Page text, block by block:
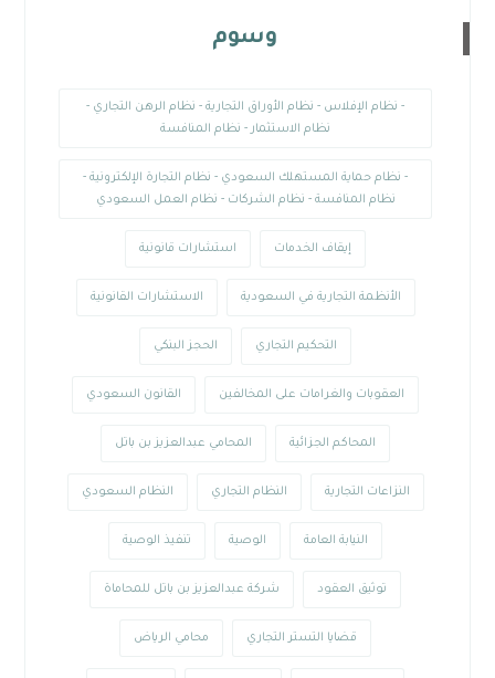
وسوم
- نظام الإفلاس - نظام الأوراق التجارية - نظام الرهن التجاري -
نظام الاستثمار - نظام المنافسة
- نظام حماية المستهلك السعودي - نظام التجارة الإلكترونية -
نظام المنافسة - نظام الشركات - نظام العمل السعودي
إيقاف الخدمات استشارات قانونية
الأنظمة التجارية في السعودية الاستشارات القانونية
التحكيم التجاري الحجز البنكي
العقوبات والغرامات على المخالفين القانون السعودي
المحاكم الجزائية المحامي عبدالعزيز بن باتل
النزاعات التجارية النظام التجاري النظام السعودي
النيابة العامة الوصية تنفيذ الوصية
توثيق العقود شركة عبدالعزيز بن باتل للمحاماة
قضايا التستر التجاري محامي الرياض